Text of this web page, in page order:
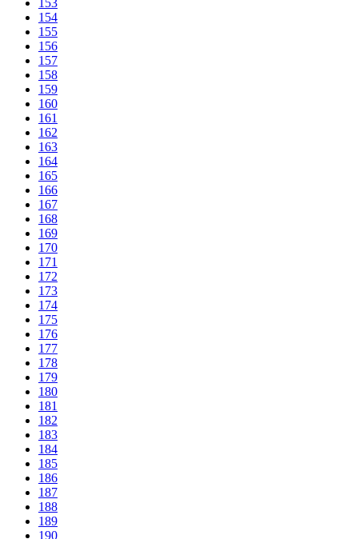
153
154
155
156
157
158
159
160
161
162
163
164
165
166
167
168
169
170
171
172
173
174
175
176
177
178
179
180
181
182
183
184
185
186
187
188
189
190